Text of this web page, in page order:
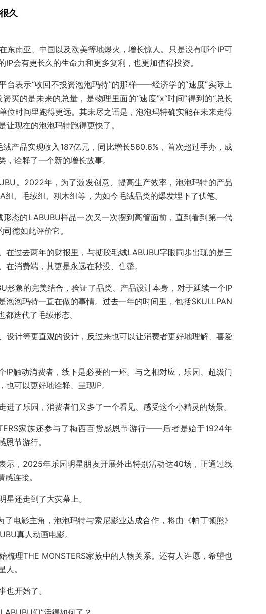
久
东南亚、中国以及欧美等地爆火，增长惊人。只是没有哪个IP可
IP会有更长久的生命力和更多复利，也更加值得投资。
台表示“收回不投资泡泡玛特”的那样——经济学的“速度”实际上
买的是未来的总量，是物理里面的“速度”x“时间”得到的“总长
位时间里跑得更远。其未尽之语是，泡泡玛特确实能在未来走得
现在的泡泡玛特跑得更快了。
产品实现收入187亿元，同比增长560.6%，首次超过手办，成
诠释了一个新的增长故事。
。2022年，为了激发创意、提高生产效率，泡泡玛特的产品
、毛绒组、积木组等，为如今毛绒品类的爆发埋下了伏笔。
态的LABUBU样品一次又一次摆到高管面前，直到看到第一代
德如此评价它。
在过去两年的财报里，与搪胶毛绒LABUBU字眼同步出现的是三
消费端，其更是永远在秒没、售罄。
形象的完美结合，验证了品类、产品设计本身，对于延续一个IP
泡泡玛特一直在做的事情。过去一年的时间里，包括SKULLPAN
都迭代了毛绒形态。
设计等更直观的设计，反过来也可以让消费者更好地理解、喜爱
IP触动消费者，线下是必要的一环。与之相对应，乐园、超级门
可以更好地诠释、呈现IP。
进了乐园，消费者们又多了一个看见、感受这个小精灵的场景。
家族还参与了梅西百货感恩节游行——后者是始于1924年
恩节游行。
示，2025年乐园明星朋友开展外出特别活动达40场，正通过线
连接。
还走到了大荧幕上。
电影主角，泡泡玛特与索尼影业达成合作，将由《帕丁顿熊》
真人动画电影。
梳理THE MONSTERS家族中的人物关系。还有人许愿，希望也
。
也开始了。